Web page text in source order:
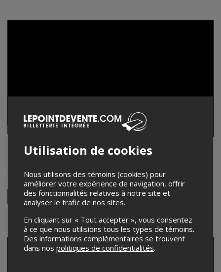
Clouds Taste Satanic
cloudstastesatanic.bandcamp.com/
FacebookInstagram
Utilisation de cookies
Nous utilisons des témoins (cookies) pour
améliorer votre expérience de navigation, offrir
des fonctionnalités relatives à notre site et
analyser le trafic de nos sites.
En cliquant sur « Tout accepter », vous consentez
à ce que nous utilisions tous les types de témoins.
Des informations complémentaires se trouvent
dans nos politiques de confidentialités.